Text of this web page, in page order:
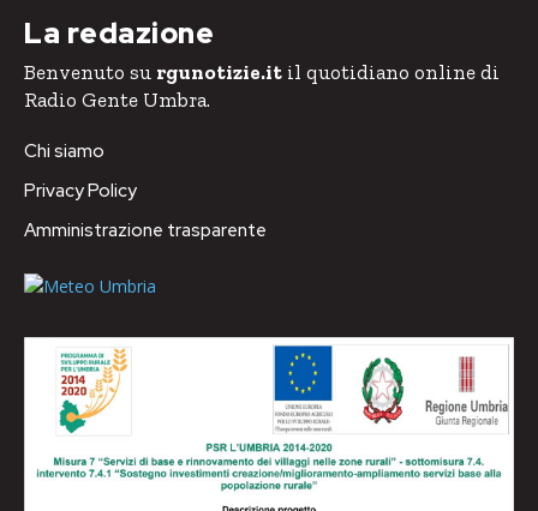
La redazione
Benvenuto su rgunotizie.it il quotidiano online di
Radio Gente Umbra.
Chi siamo
Privacy Policy
Amministrazione trasparente